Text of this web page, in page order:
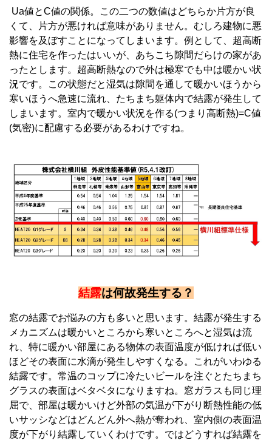
Ua値とC値の関係。この二つの数値はどちらか片方が良
くて、片方が悪ければ意味がありません。むしろ建物に悪
影響を及ぼすことになってしまいます。例として、超高断
熱に住宅を作ったはいいが、あちこち隙間だらけの家があ
ったとします。超高断熱なので外は極寒でも中は暖かい状
況です。この状態だと湿気は隙間を通して暖かいほうから
寒いほうへ急速に流れ、たちまち躯体内で結露が発生して
しまいます。室内で暖かい状況を作る(つまり高断熱)=C値
(気密)に配慮する必要があるわけですね。
結露は何故発生する？
窓の結露でお悩みの方も多いと思います。結露が発生する
メカニズムは暖かいところから寒いところへと湿気は流
れ、特に暖かい部屋にある物体の表面温度が低ければ低い
ほどその表面に水滴が発生しやすくなる。これがいわゆる
結露です。常温のコップに冷たいビールを注ぐとたちまち
グラスの表面はベタベタになりますね。窓ガラスも同じ理
屈で、部屋は暖かいけど外部の気温が下がり断熱性能の低
いサッシなどはどんどん外へ熱が奪われ、室内側の表面温
度が下がり結露していくわけです。ではどうすれば結露を